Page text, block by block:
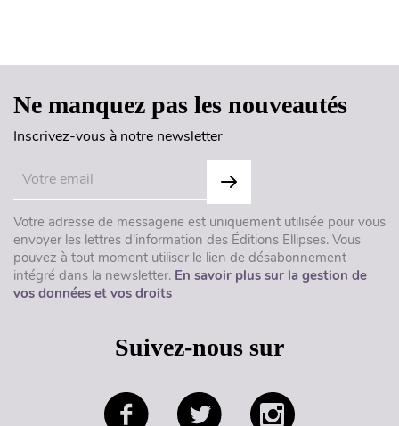
Ne manquez pas les nouveautés
Inscrivez-vous à notre newsletter
Votre adresse de messagerie est uniquement utilisée pour vous
envoyer les lettres d'information des Éditions Ellipses. Vous
pouvez à tout moment utiliser le lien de désabonnement
intégré dans la newsletter. En savoir plus sur la gestion de
vos données et vos droits
Suivez-nous sur